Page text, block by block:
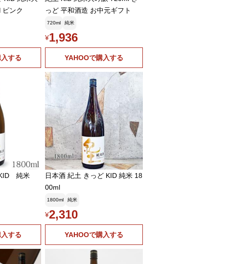
ピンク
する
っど 平和酒造 お中元ギフト
720ml 純米
¥1,936
YAHOOで購入する
純米
する
日本酒 紀土 きっど KID 純米 18
00ml
1800ml 純米
¥2,310
YAHOOで購入する